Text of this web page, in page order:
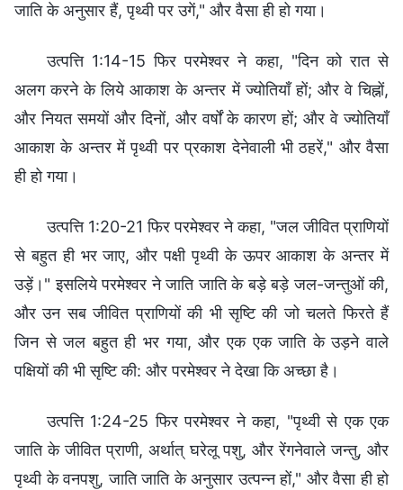
जाति के अनुसार हैं, पृथ्वी पर उगें," और वैसा ही हो गया।
उत्पत्ति 1:14-15 फिर परमेश्‍वर ने कहा, "दिन को रात से
अलग करने के लिये आकाश के अन्तर में ज्योतियाँ हों; और वे चिह्नों,
और नियत समयों और दिनों, और वर्षों के कारण हों; और वे ज्योतियाँ
आकाश के अन्तर में पृथ्वी पर प्रकाश देनेवाली भी ठहरें," और वैसा
ही हो गया।
उत्पत्ति 1:20-21 फिर परमेश्‍वर ने कहा, "जल जीवित प्राणियों
से बहुत ही भर जाए, और पक्षी पृथ्वी के ऊपर आकाश के अन्तर में
उड़ें।" इसलिये परमेश्‍वर ने जाति जाति के बड़े बड़े जल-जन्तुओं की,
और उन सब जीवित प्राणियों की भी सृष्‍टि की जो चलते फिरते हैं
जिन से जल बहुत ही भर गया, और एक एक जाति के उड़ने वाले
पक्षियों की भी सृष्‍टि की: और परमेश्‍वर ने देखा कि अच्छा है।
उत्पत्ति 1:24-25 फिर परमेश्‍वर ने कहा, "पृथ्वी से एक एक
जाति के जीवित प्राणी, अर्थात् घरेलू पशु, और रेंगनेवाले जन्तु, और
पृथ्वी के वनपशु, जाति जाति के अनुसार उत्पन्न हों," और वैसा ही हो